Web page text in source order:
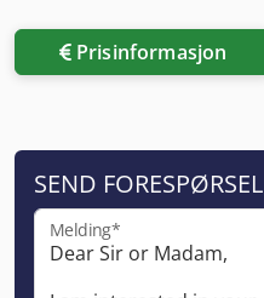
Prisinformasjon
SEND FORESPØRSEL
Melding*